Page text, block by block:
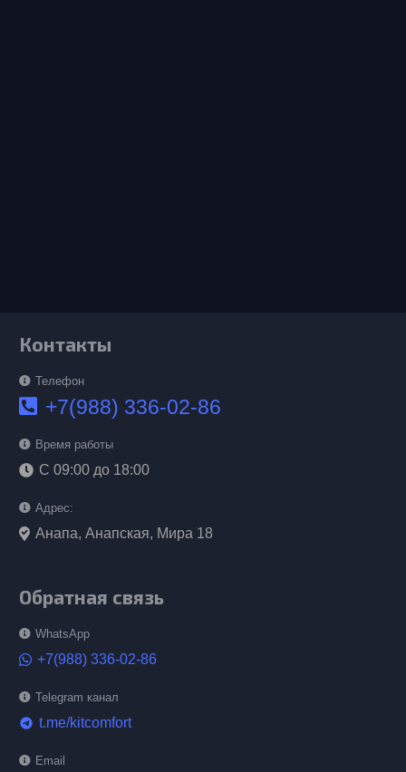
Контакты
Телефон
+7(988) 336-02-86
Время работы
С 09:00 до 18:00
Адрес:
Анапа, Анапская, Мира 18
Обратная связь
WhatsApp
+7(988) 336-02-86
Telegram канал
telegram t.me/kitcomfort
Email